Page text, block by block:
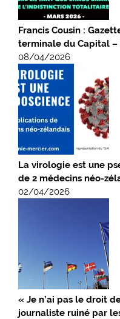
Francis Cousin :
terminale du Capital –
08/04/2026
La virologie est une
de 2 médecins néo-
02/04/2026
« Je n’ai pas le droit
journaliste ruiné par